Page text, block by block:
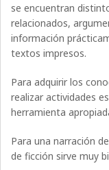
se encuentran
relacionados,
información
textos impresos.
Para adquirir los
realizar actividades
herramienta
Para una narración
de ficción sirve muy